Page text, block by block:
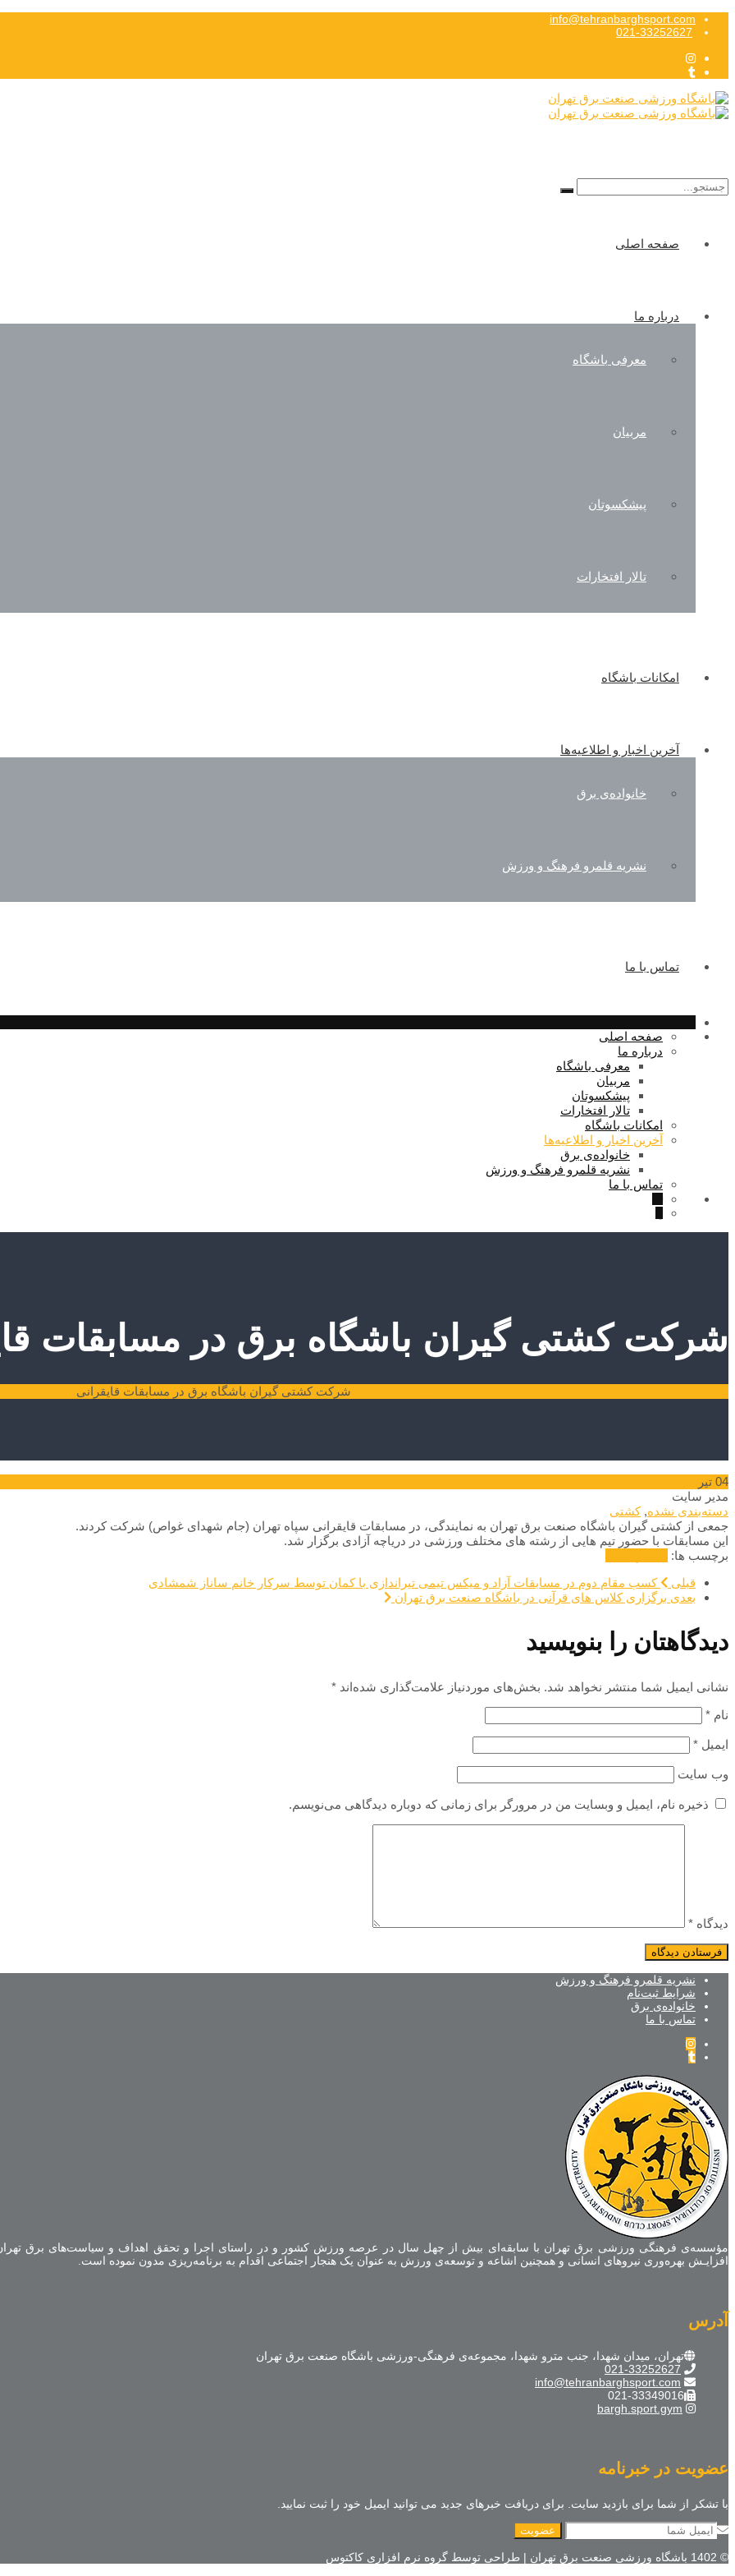
info@tehranbarghsport.com
021-33252627
Search
for:
صفحه اصلی
درباره ما
معرفی باشگاه
مربیان
پیشکسوتان
تالار افتخارات
امکانات باشگاه
آخرین اخبار و اطلاعیه‌ها
خانواده‌ی برق
نشریه قلمرو فرهنگ و ورزش
تماس با ما
صفحه اصلی
درباره ما
معرفی باشگاه
مربیان
پیشکسوتان
تالار افتخارات
امکانات باشگاه
آخرین اخبار و اطلاعیه‌ها
خانواده‌ی برق
نشریه قلمرو فرهنگ و ورزش
تماس با ما
شرکت کشتی گیران باشگاه برق در مسابقات
شرکت کشتی گیران باشگاه برق در مسابقات قایقرانی
04 تیر
مدیر سایت
دسته‌بندی نشده,کشتی
جمعی از کشتی گیران باشگاه صنعت برق تهران به نمایندگی، در مسابقات قایقرانی سپاه تهران (جام شهدای غواص) شرکت کردند.
این مسابقات با حضور تیم هایی از رشته های مختلف ورزشی در دریاچه آزادی برگزار شد.
برچسب ها:
قبلی
کسب مقام دوم در مسابقات آزاد و میکس تیمی تیراندازی با کمان توسط سرکار خانم ساناز شمشادی
بعدی برگزاری کلاس های قرآنی در باشگاه صنعت برق تهران
دیدگاهتان را بنویسید
نشانی ایمیل شما منتشر نخواهد شد. بخش‌های موردنیاز علامت‌گذاری شده‌اند *
نام *
ایمیل *
وب‌ سایت
ذخیره نام، ایمیل و وبسایت من در مرورگر برای زمانی که دوباره دیدگاهی می‌نویسم.
دیدگاه *
نشریه قلمرو فرهنگ و ورزش
شرایط ثبت‌نام
خانواده‌ی برق
تماس با ما
مؤسسه‌ی فرهنگی ورزشی برق تهران با سابقه‌ای بیش از چهل سال در عرصه ورزش کشور و در راستای اجرا و تحقق اهداف و سیاست‌های برق
افزایـش بهره‌وری نیروهای انسانی و همچنین اشاعه و توسعه‌ی ورزش به عنوان یک هنجار اجتماعی اقدام به برنامه‌ریزی مدون نموده است.
آدرس
تهران، میدان شهدا، جنب مترو شهدا، مجموعه‌ی فرهنگی-ورزشی باشگاه صنعت برق تهران
021-33252627
info@tehranbarghsport.com
021-33349016
bargh.sport.gym
عضویت در خبرنامه
با تشکر از شما برای بازدید سایت. برای دریافت خبرهای جدید می توانید ایمیل خود را ثبت نمایید.
© 1402 باشگاه ورزشی صنعت برق تهران | طراحی توسط گروه نرم افزاری کاکتوس